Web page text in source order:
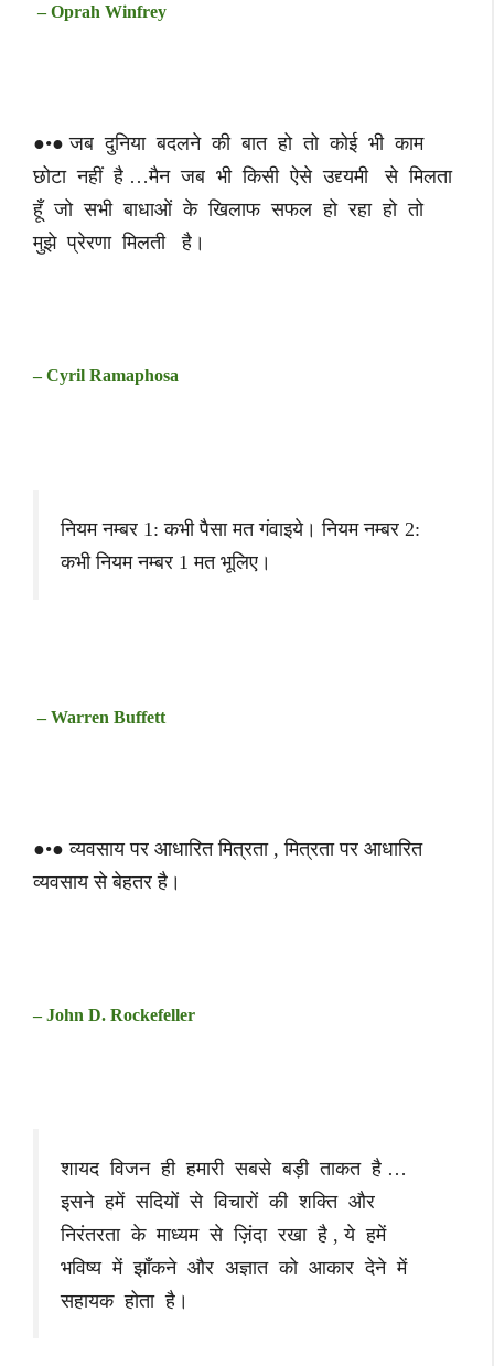
– Oprah Winfrey
●•● जब दुनिया बदलने की बात हो तो कोई भी काम
छोटा नहीं है …मैन जब भी किसी ऐसे उद्द्यमी से मिलता
हूँ जो सभी बाधाओं के खिलाफ सफल हो रहा हो तो
मुझे प्रेरणा मिलती है।
– Cyril Ramaphosa
नियम नम्बर 1: कभी पैसा मत गंवाइये। नियम नम्बर 2:
कभी नियम नम्बर 1 मत भूलिए।
– Warren Buffett
●•● व्यवसाय पर आधारित मित्रता , मित्रता पर आधारित
व्यवसाय से बेहतर है।
– John D. Rockefeller
शायद विजन ही हमारी सबसे बड़ी ताकत है …
इसने हमें सदियों से विचारों की शक्ति और
निरंतरता के माध्यम से ज़िंदा रखा है , ये हमें
भविष्य में झाँकने और अज्ञात को आकार देने में
सहायक होता है।